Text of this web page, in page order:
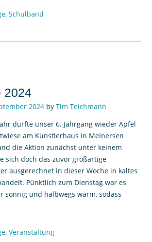
, Schulband
2024
2024 by Tim Teichmann
durfte unser 6. Jahrgang wieder Äpfel
am Künstlerhaus in Meinersen
die Aktion zunächst unter keinem
sich doch das zuvor großartige
ausgerechnet in dieser Woche in kaltes
Pünktlich zum Dienstag war es
sonnig und halbwegs warm, sodass
, Veranstaltung